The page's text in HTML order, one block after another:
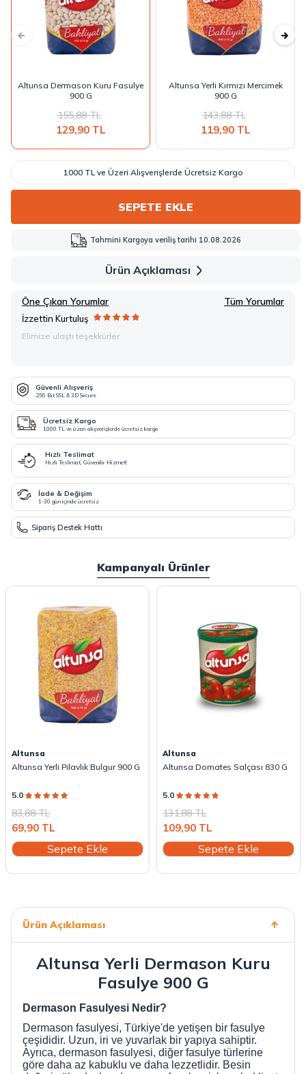
Altunsa Dermason Kuru Fasulye
900 G
155,88TL
129,90TL
Altunsa Yerli Kırmızı Mercimek
900 G
143,88TL
119,90TL
1000 TL ve Üzeri Alışverişlerde Ücretsiz Kargo
SEPETE EKLE
Tahmini Kargoya veriliş tarihi 10.08.2026
Ürün Açıklaması
Öne Çıkan Yorumlar Tüm Yorumlar
İzzettin Kurtuluş
Elimize ulaştı teşekkürler
Güvenli Alışveriş
256 Bit SSL & 3D Secure
Ücretsiz Kargo
1000 TL ve üzeri alışverişlerde ücretsiz kargo
Hızlı Teslimat
Hızlı Teslimat, Güvenilir Hizmet!
İade & Değişim
1-30 gün içinde ücretsiz
Sipariş Destek Hattı
Kampanyalı Ürünler
Altunsa
Altunsa Yerli Pilavlık Bulgur 900 G
5.0
83,88TL
69,90 TL
Sepete Ekle
Altunsa
Altunsa Domates Salçası 830 G
5.0
131,88TL
109,90 TL
Sepete Ekle
Ürün Açıklaması
Altunsa Yerli Dermason Kuru
Fasulye 900 G
Dermason Fasulyesi Nedir?
Dermason fasulyesi, Türkiye'de yetişen bir fasulye
çeşididir. Uzun, iri ve yuvarlak bir yapıya sahiptir.
Ayrıca, dermason fasulyesi, diğer fasulye türlerine
göre daha az kabuklu ve daha lezzetlidir. Besin